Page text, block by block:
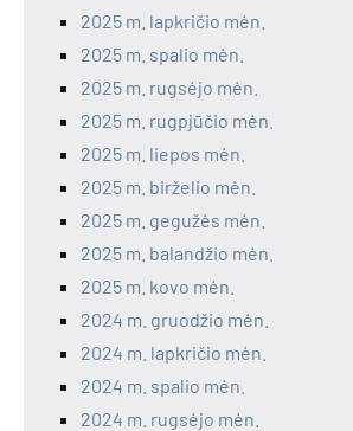
2025 m. lapkričio mėn.
2025 m. spalio mėn.
2025 m. rugsėjo mėn.
2025 m. rugpjūčio mėn.
2025 m. liepos mėn.
2025 m. birželio mėn.
2025 m. gegužės mėn.
2025 m. balandžio mėn.
2025 m. kovo mėn.
2024 m. gruodžio mėn.
2024 m. lapkričio mėn.
2024 m. spalio mėn.
2024 m. rugsėjo mėn.